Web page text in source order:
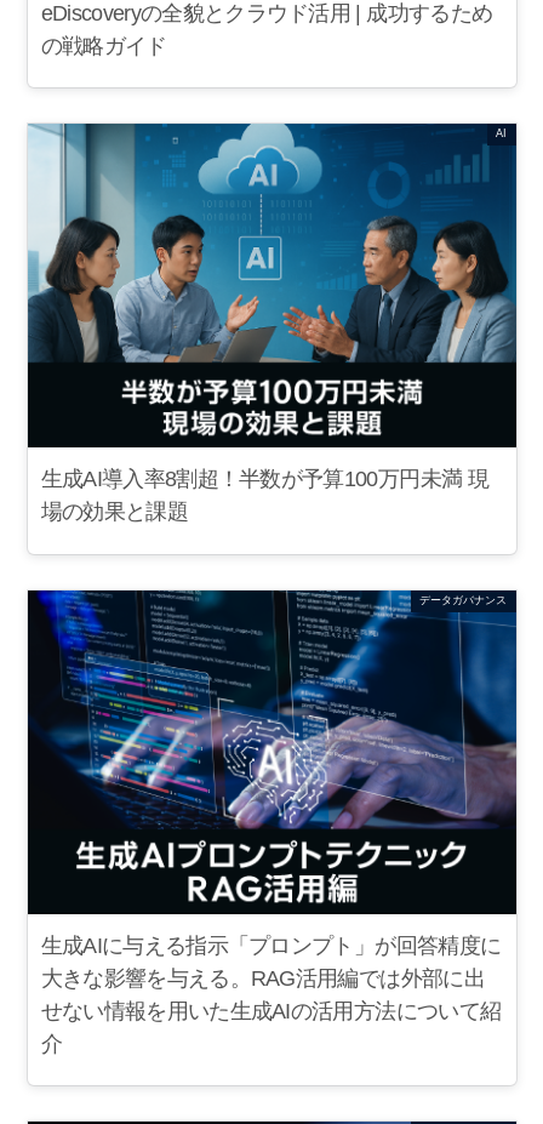
eDiscoveryの全貌とクラウド活用 | 成功するため
の戦略ガイド
AI
生成AI導入率8割超！半数が予算100万円未満 現
場の効果と課題
データガバナンス
生成AIに与える指示「プロンプト」が回答精度に
大きな影響を与える。RAG活用編では外部に出
せない情報を用いた生成AIの活用方法について紹
介